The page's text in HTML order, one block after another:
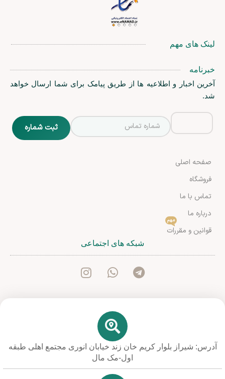
لینک های مهم
خبرنامه
آخرین اخبار و اطلاعیه ها از طریق پیامک برای شما ارسال خواهد
شد.
صفحه اصلی
فروشگاه
تماس با ما
درباره ما
قوانین و مقررات
مهم
شبکه های اجتماعی
آدرس: شیراز بلوار کریم خان زند خیابان انوری مجتمع اهلی طبقه
اول-مک مال